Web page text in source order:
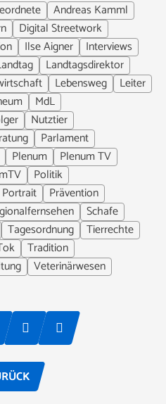
Andreas Kamml
Digital Streetwork
Ilse Aigner
Interviews
Landtagsdirektor
Lebensweg
Leiter
MdL
Nutztier
Parlament
Plenum
Plenum TV
Politik
Portrait
Prävention
Schafe
Tagesordnung
Tierrechte
Tradition
Veterinärwesen